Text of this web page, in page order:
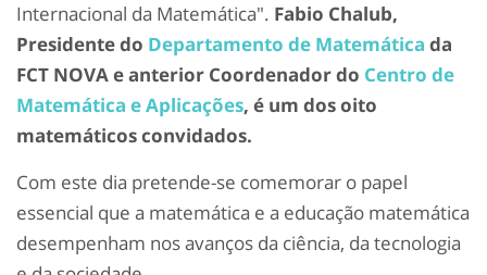
Internacional da Matemática". Fabio Chalub,
Presidente do Departamento de Matemática da
FCT NOVA e anterior Coordenador do Centro de
Matemática e Aplicações, é um dos oito
matemáticos convidados.
Com este dia pretende-se comemorar o papel
essencial que a matemática e a educação matemática
desempenham nos avanços da ciência, da tecnologia